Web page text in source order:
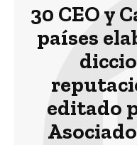
30 CEO y
países
editado